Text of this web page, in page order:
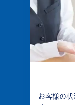
お客様の状